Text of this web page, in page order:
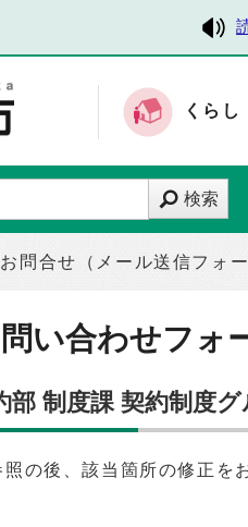
くらし
検索
お問合せ（メール送信フォ
い合わせフォ
部 制度課 契約制度
の後、該当箇所の修正を